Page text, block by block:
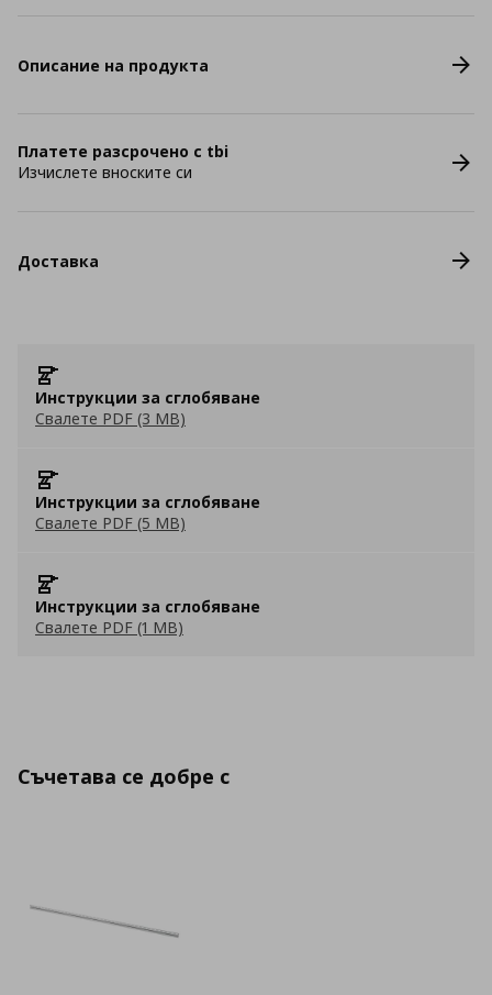
Описание на продукта
Платете разсрочено с tbi
Изчислете вноските си
Доставка
Инструкции за сглобяване
Свалете PDF (3 MB)
Инструкции за сглобяване
Свалете PDF (5 MB)
Инструкции за сглобяване
Свалете PDF (1 MB)
Съчетава се добре с